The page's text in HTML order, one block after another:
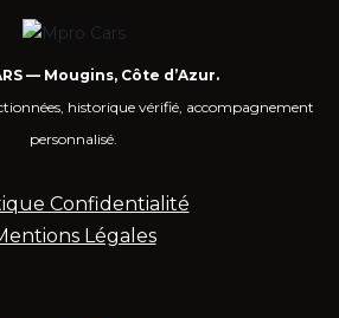
— Mougins, Côte d’Azur.
historique vérifié, accompagnement
personnalisé.
Confidentialité
Légales